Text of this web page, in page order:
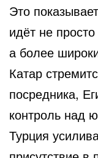
Это
идёт не
а более
Катар
посредника,
контроль над
Турция